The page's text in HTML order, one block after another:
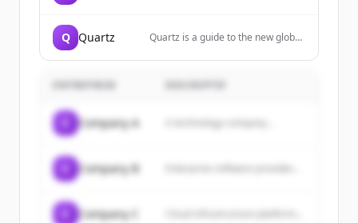
Q Quartz
Quartz is a guide to the new global
excited by change. We cover
technology, lifestyle, and
Company A A technology company...
Company B
Company C